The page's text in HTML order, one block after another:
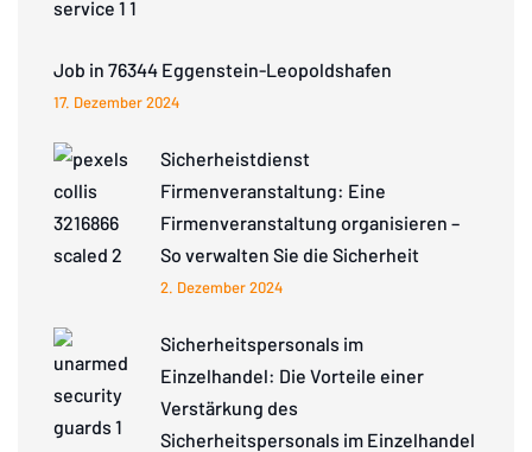
Job in 76344 Eggenstein-Leopoldshafen
17. Dezember 2024
Sicherheistdienst
Firmenveranstaltung: Eine
Firmenveranstaltung organisieren –
So verwalten Sie die Sicherheit
2. Dezember 2024
Sicherheitspersonals im
Einzelhandel: Die Vorteile einer
Verstärkung des
Sicherheitspersonals im Einzelhandel